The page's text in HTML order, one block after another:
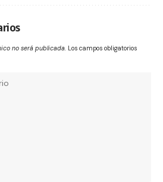
no será publicada. Los campos obligatorios